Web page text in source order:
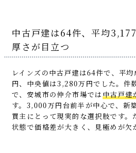
中古戸建は64件、平均
厚さが目立つ
レインズの中古戸建は64件で、平
円、中央値は3,280万円でした。件
で、安城市の仲介市場では中古戸建
す。3,000万円台前半が中心で、新
買主にとって現実的な選択肢です。
状態で価格差が大きく、見極めが欠